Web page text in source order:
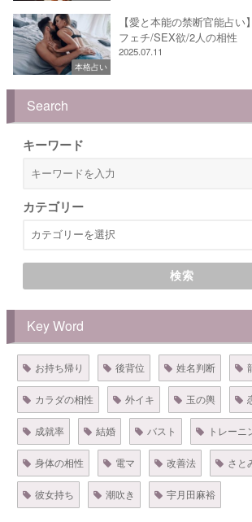
本格占い
【愛と本能の禁断官能占
フェチ/SEX欲/2人の相性
2025.07.11
Search
キーワード
カテゴリー
検索
Key Word
お持ち帰り 後背位 姓名判断
カラダの相性 外イキ 玉の輿
成就率 結婚 バスト トレーニ
身体の相性 電マ 改善法 さと
彼女持ち 潮吹き 宇月田麻裕